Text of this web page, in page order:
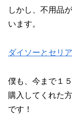
しかし、不用品
います。
ダイソーとセリ
僕も、今まで１
購入してくれた
です！